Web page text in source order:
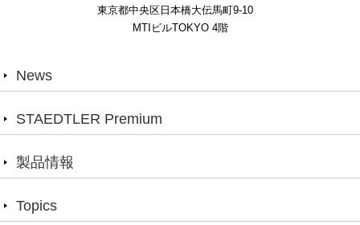
東京都中央区日本橋大伝馬町9-10
MTIビルTOKYO 4階
News
STAEDTLER Premium
製品情報
Topics